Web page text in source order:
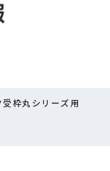
枠丸シリーズ用